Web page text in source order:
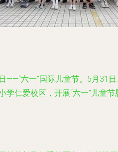
六一”国际儿童节。5月31
仁爱校区，开展“六一”儿童